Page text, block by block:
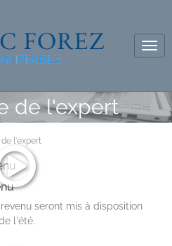
de l'expert
l'expert
seront mis à disposition
l'été.